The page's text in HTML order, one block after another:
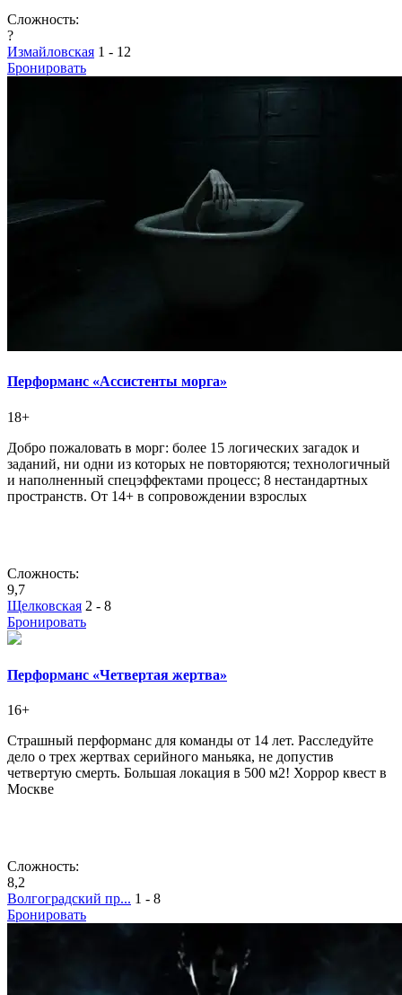
Сложность:
?
Измайловская 1 - 12
Бронировать
Перформанс «Ассистенты морга»
18+
Добро пожаловать в морг: более 15 логических загадок и
заданий, ни одни из которых не повторяются; технологичный
и наполненный спецэффектами процесс; 8 нестандартных
пространств. От 14+ в сопровождении взрослых
Сложность:
9,7
Щелковская 2 - 8
Бронировать
Перформанс «Четвертая жертва»
16+
Страшный перформанс для команды от 14 лет. Расследуйте
дело о трех жертвах серийного маньяка, не допустив
четвертую смерть. Большая локация в 500 м2! Хоррор квест в
Москве
Сложность:
8,2
Волгоградский пр... 1 - 8
Бронировать